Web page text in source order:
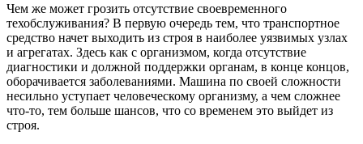
Чем же может грозить отсутствие своевременного
техобслуживания? В первую очередь тем, что транспортное
средство начет выходить из строя в наиболее уязвимых узлах
и агрегатах. Здесь как с организмом, когда отсутствие
диагностики и должной поддержки органам, в конце концов,
оборачивается заболеваниями. Машина по своей сложности
несильно уступает человеческому организму, а чем сложнее
что-то, тем больше шансов, что со временем это выйдет из
строя.